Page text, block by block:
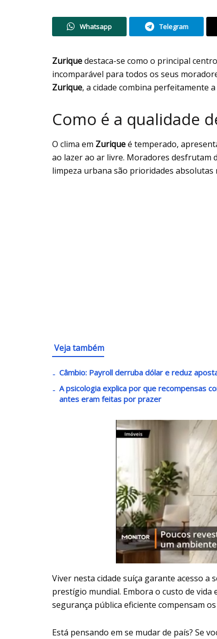
Whatsapp Telegram
Zuriquedestaca-se como o principal
incomparável para todos os seus
Zurique, a cidade combina perfeitamente
Como é a qualidade
O clima em Zuriqueé temperado,
ao lazer ao ar livre. Moradores desfrutam
limpeza urbana são prioridades
Veja também
Câmbio: Payroll derruba dólar e reduz
A psicologia explica por que recompensas
antes eram feitas por prazer
Viver nesta cidade suíça garante acesso a
prestígio mundial. Embora o custo de vida
segurança pública eficiente compensam
Está pensando em se mudar de país? Se